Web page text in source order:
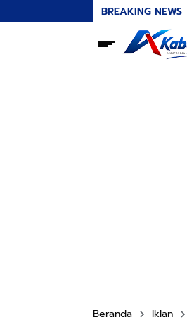
BREAKING NEWS
Beranda Iklan